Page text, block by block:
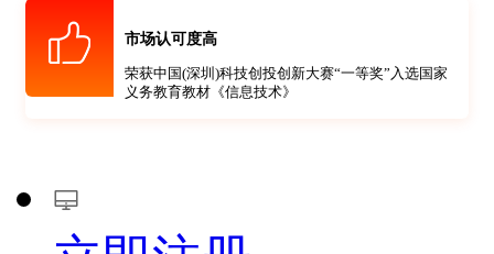
市场认可度高
荣获中国(深圳)科技创投创新大赛“一等奖”入选国家
义务教育教材《信息技术》